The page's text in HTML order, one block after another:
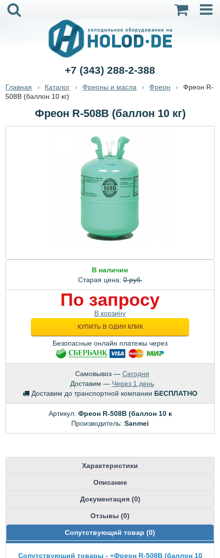
+7 (343) 288-2-388
Главная Каталог Фреоны и масла Фреон
Фреон R-
508B (баллон 10 кг)
Фреон R-508B (баллон 10 кг)
В наличии
Старая цена:0 руб.
По запросу
В корзину
КУПИТЬ В ОДИН КЛИК
Безопасные онлайн платежы через
Самовывоз — Сегодня
Доставим — Через 1 день
Доставим до транспортной компании БЕСПЛАТНО
Артикул: Фреон R-508B (баллон 10 к
Производитель: Sanmei
Характеристики
Описание
Документация (0)
Отзывы (0)
Сопутствующий товар (0)
Сопутствующий товары - «Фреон R-508B (баллон 10